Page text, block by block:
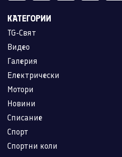
КАТЕГОРИИ
TG-Свят
Видео
Галерия
Електрически
Мотори
Новини
Списание
Спорт
Спортни коли